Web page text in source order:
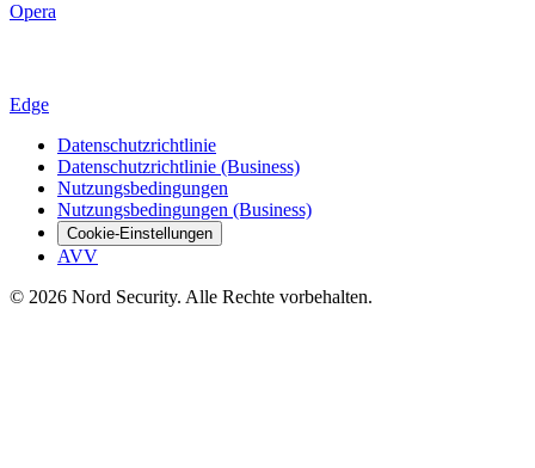
Opera
Edge
Datenschutzrichtlinie
Datenschutzrichtlinie (Business)
Nutzungsbedingungen
Nutzungsbedingungen (Business)
Cookie-Einstellungen
AVV
© 2026 Nord Security. Alle Rechte vorbehalten.